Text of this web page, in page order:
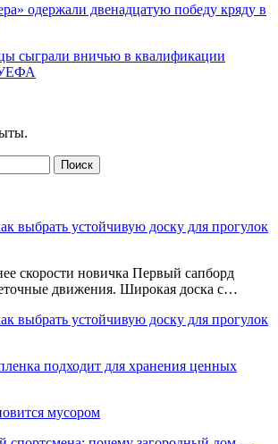
одержали двенадцатую победу кряду в
сыграли вничью в квалификации
выбрать устойчивую доску для прогулок
скорости новичка Первый сапборд
движения. Широкая доска с…
выбрать устойчивую доску для прогулок
подходит для хранения ценных
мусором